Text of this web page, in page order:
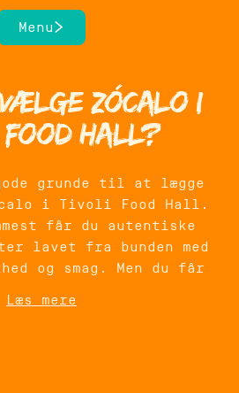
ost møder sprøde
kanter.
går aldrig på kompromis
Kombinationen af friske
saucer og klassiske
lille rejse til Mexico –
i København.
Menu
Zócalo i
Hall?
grunde til at lægge
i Tivoli Food Hall.
får du autentiske
lavet fra bunden med
og smag. Men du får
med alt det, som
Læs mere